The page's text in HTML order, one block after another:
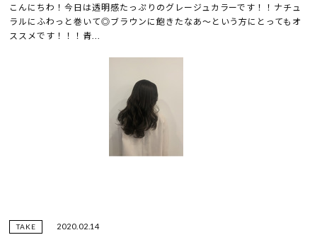
こんにちわ！今日は透明感たっぷりのグレージュカラーです！！ナチュ
ラルにふわっと巻いて◎ブラウンに飽きたなあ～という方にとってもオ
ススメです！！！青...
TAKE 2020.02.14